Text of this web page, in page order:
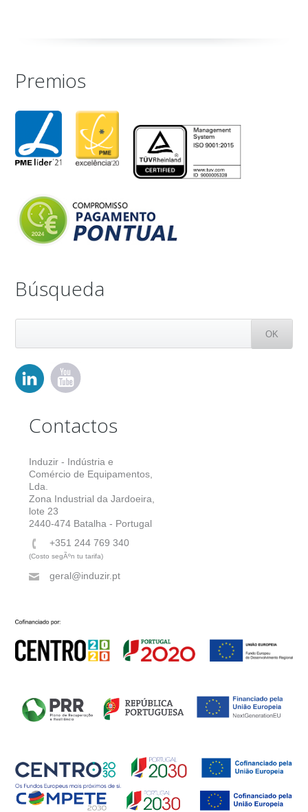
Premios
Búsqueda
Contactos
Induzir - Indústria e
Comércio de Equipamentos,
Lda.
Zona Industrial da Jardoeira,
lote 23
2440-474 Batalha - Portugal
+351 244 769 340
(Costo segÃºn tu tarifa)
geral@induzir.pt